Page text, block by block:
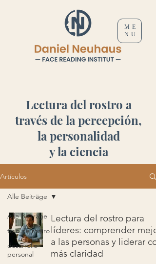
ME
NU
Lectura del rostro a
través de la percepción,
la personalidad
y la ciencia
Artículos
Alle Beiträge
tipo de rostro
desarrollo
personal
Alle Beiträge
Lectura del rostro para
líderes: comprender mejor
a las personas y liderar
más claridad